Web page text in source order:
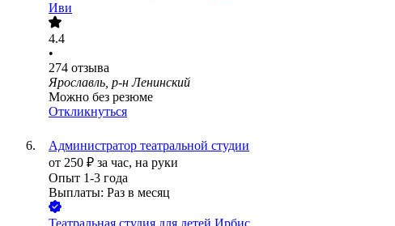
Иви
4.4
•
274 отзыва
Ярославль, р-н Ленинский
Можно без резюме
Откликнуться
Администратор театральной студии
от 250 ₽ за час, на руки
Опыт 1-3 года
Выплаты: Раз в месяц